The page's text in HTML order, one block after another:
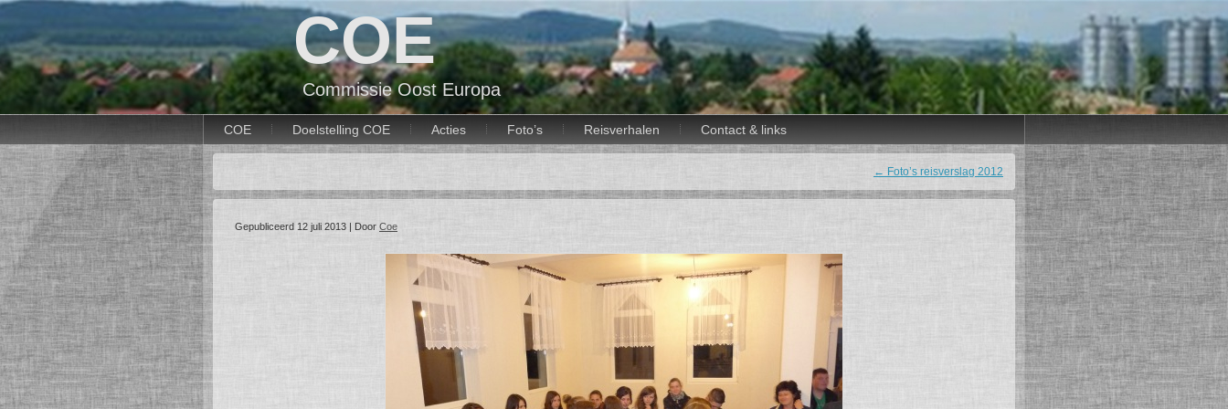
COE
Commissie Oost Europa
COE Doelstelling COE Acties Foto’s Reisverhalen Contact & links
← Foto’s reisverslag 2012
Gepubliceerd 12 juli 2013 | Door Coe